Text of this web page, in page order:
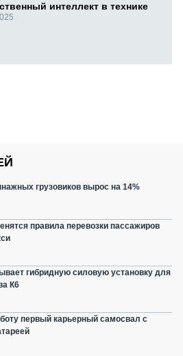
интеллект в технике
грузовиков вырос на 14%
правила перевозки пассажиров
гибридную силовую установку для
К6
первый карьерный самосвал с